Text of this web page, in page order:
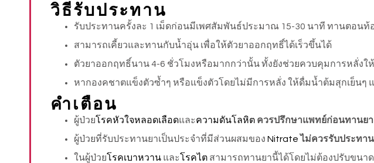
วิธีรับประทาน
รับประทานครั้งละ 1 เม็ดก่อนมีเพศสัมพันธ์ประมาณ 15-30 นาที ทานตอนท้
สามารถเคี้ยวและทานกับน้ำอุ่น เพื่อให้ตัวยาออกฤทธิ์ได้เร็วขึ้นได้
ตัวยาออกฤทธิ์นาน 4-6 ชั่วโมงหรือมากกว่านั้น ทั้งยังช่วยควบคุมการหลั่งใ
หากองคชาตแข็งตัวซ้ำๆ หรือแข็งตัวโดยไม่มีการหลั่ง ให้ดื่มน้ำต้มสุกเย็นๆ
คำเตือน
ผู้ป่วยโรคหัวใจหลอดเลือดและความดันโลหิต ควรปรึกษาแพทย์ก่อนทานยา
ผู้ป่วยที่รับประทานยาเป็นประจำที่มีส่วนผสมของ Nitrate ไม่ควรรับประทา
ในผู้ป่วยโรคเบาหวานและ โรคไตสามารถทานยานี้ได้โดยไม่ต้องปรับขนา